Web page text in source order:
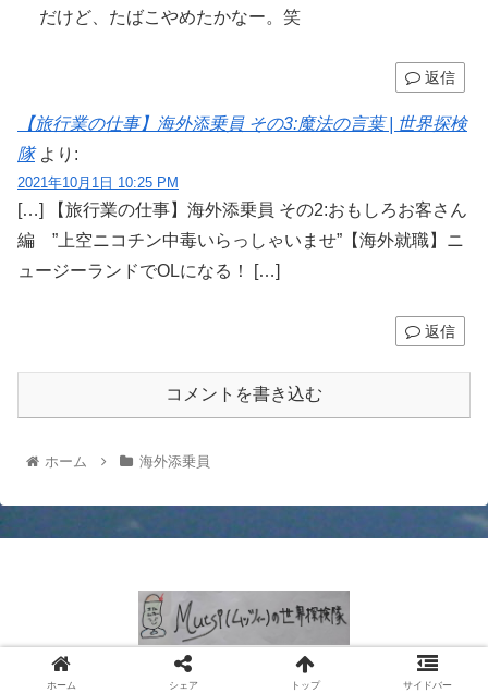
だけど、たばこやめたかなー。笑
返信
【旅行業の仕事】海外添乗員 その3:魔法の言葉 | 世界探検
隊 より:
2021年10月1日 10:25 PM
[…] 【旅行業の仕事】海外添乗員 その2:おもしろお客さん
編 ”上空ニコチン中毒いらっしゃいませ”【海外就職】ニ
ュージーランドでOLになる！ […]
返信
コメントを書き込む
ホーム 海外添乗員
© 2021 Mutsi (ムッツィー）の世界探検隊.
ホーム シェア トップ サイドバー